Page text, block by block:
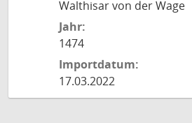
Walthisar von der Wage
Jahr:
1474
Importdatum:
17.03.2022